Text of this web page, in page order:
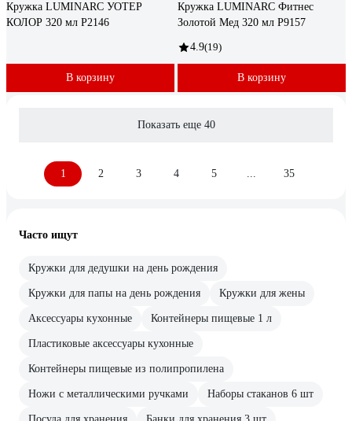
Кружка LUMINARC УОТЕР
КОЛОР 320 мл P2146
В корзину
Кружка LUMINARC Фитнес
Золотой Мед 320 мл P9157
4.9(19)
В корзину
Показать еще 40
1 2 3 4 5 35
Часто ищут
Кружки для дедушки на день рождения
Кружки для папы на день рождения Кружки для жены
Аксессуары кухонные Контейнеры пищевые 1 л
Пластиковые аксессуары кухонные
Контейнеры пищевые из полипропилена
Ножи с металлическими ручками Наборы стаканов 6 шт